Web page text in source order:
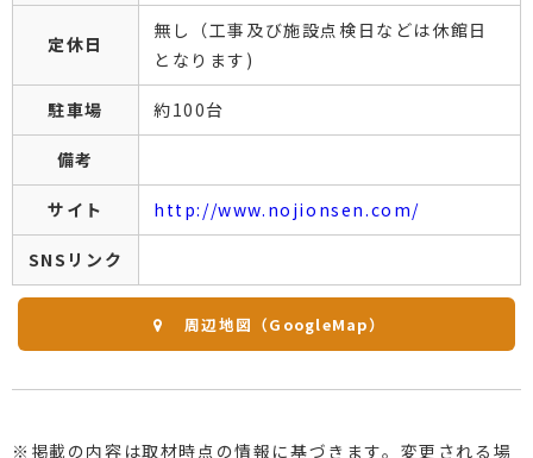
定休日
無し（工事及び施設点検日などは休館日
となります)
駐車場 約100台
備考
サイト http://www.nojionsen.com/
SNSリンク
周辺地図（GoogleMap）
※掲載の内容は取材時点の情報に基づきます。変更される場